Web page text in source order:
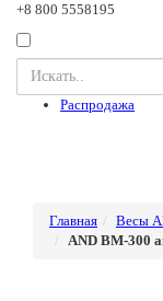
+8 800 5558195
Распродажа
Главная Весы
AND BM-300